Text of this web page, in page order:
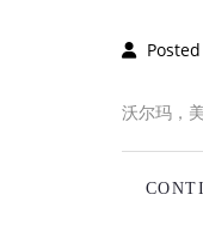
沃尔玛，